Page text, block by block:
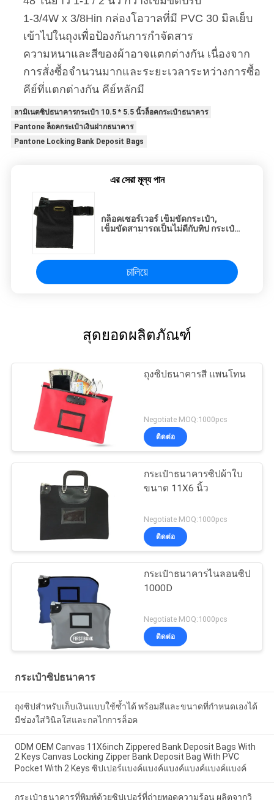
1-3/4W x 3/8Hin กล่องโอวาลที่มี PVC 30 มิลเย็บ
เข้าไปในถุงเพื่อป้องกันการกําจัดสาร
ความหนาและสีของผ้าอาจแตกต่างกัน เนื่องจาก
การสั่งซื้อจํานวนมากและระยะเวลาระหว่างการซื้อ
คีย์ที่แตกต่างกัน คีย์หลักมี
ลามิเนตซิปธนาคารกระเป๋า 10.5 * 5.5 นิ้วล็อคกระเป๋าธนาคาร
Pantone ล็อคกระเป๋าเงินฝากธนาคาร
Pantone Locking Bank Deposit Bags
এর সেরা মূল্য পান
กล็อคเซอร์เวอร์ เข็มขัดกระเป๋า,
เข็มขัดสามารถเป็นไม่ดีกับทิป กระเป๋า
চালিয়ে
สุดยอดผลิตภัณฑ์
ถุงซิปธนาคารสี แพนโทน
Negotiate MOQ:1000pcs
ติดต่อ
กระเป๋าธนาคารซิปผ้าใบ
ขนาด 11X6 นิ้ว
Negotiate MOQ:1000pcs
ติดต่อ
กระเป๋าธนาคารไนลอนซิป
1000D
Negotiate MOQ:1000pcs
ติดต่อ
กระเป๋าซิปธนาคาร
ถุงซิปสำหรับเก็บเงินแบบใช้ซ้ำได้ พร้อมสีและขนาดที่กำหนดเองได้
มีช่องใส่วินิลใสและกลไกการล็อค
ODM OEM Canvas 11X6inch Zippered Bank Deposit Bags With
2 Keys Canvas Locking Zipper Bank Deposit Bag With PVC
Pocket With 2 Keys ซิปเปอร์แบงค์แบงค์แบงค์แบงค์แบงค์แบงค์
กระเป๋าธนาคารที่พิมพ์ด้วยซิปเปอร์ที่ถ่ายทอดความร้อน ผลิตจากวิ